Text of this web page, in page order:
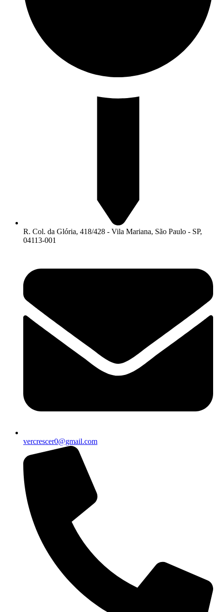
R. Col. da Glória, 418/428 - Vila Mariana, São Paulo - SP,
04113-001
vercrescer0@gmail.com